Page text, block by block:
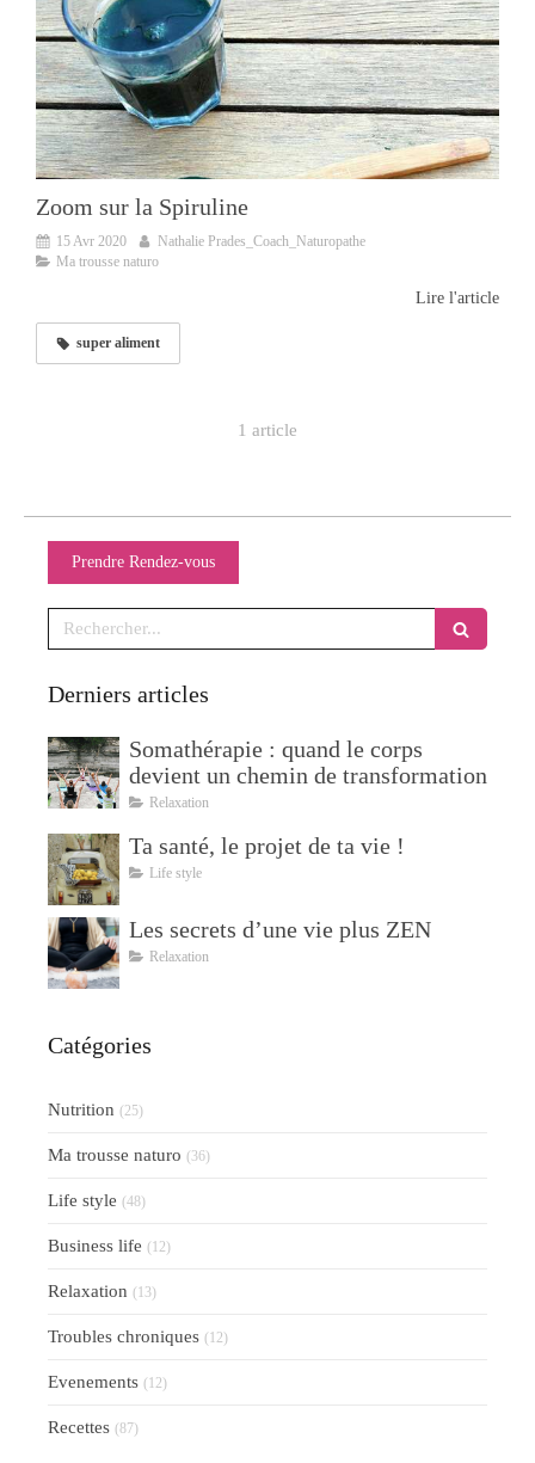
Zoom sur la Spiruline
15 Avr 2020
Nathalie Prades_Coach_Naturopathe
Ma trousse naturo
Lire l'article
super aliment
1 article
Prendre Rendez-vous
Rechercher
Derniers articles
Somathérapie : quand le corps
devient un chemin de transformation
Relaxation
Ta santé, le projet de ta vie !
Life style
Les secrets d’une vie plus ZEN
Relaxation
Catégories
Nutrition (25)
Ma trousse naturo (36)
Life style (48)
Business life (12)
Relaxation (13)
Troubles chroniques (12)
Evenements (12)
Recettes (87)